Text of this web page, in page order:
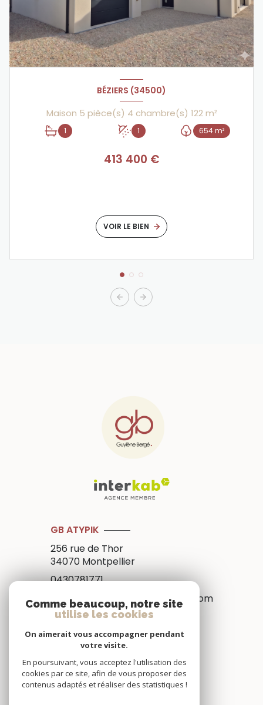
BÉZIERS (34500)
Maison 5 pièce(s) 4 chambre(s) 122 m²
1 1 654 m²
413 400 €
VOIR LE BIEN
GB ATYPIK
256 rue de Thor
34070 Montpellier
0430781771
management@gb-immobilier.com
NOS RÉSEAUX
Nous suivre
Comme beaucoup, notre site
utilise les cookies
On aimerait vous accompagner pendant
votre visite.
En poursuivant, vous acceptez l'utilisation des
cookies par ce site, afin de vous proposer des
contenus adaptés et réaliser des statistiques !